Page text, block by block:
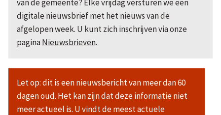
van de gemeente? Elke vrijdag versturen we een
digitale nieuwsbrief met het nieuws van de
afgelopen week. U kunt zich inschrijven via onze
paginaNieuwsbrieven.
Let op: dit is een nieuwsbericht van meer dan 60
dagen oud. Het kan zijn dat deze informatie niet
meer actueel is. U vindt de meest actuele